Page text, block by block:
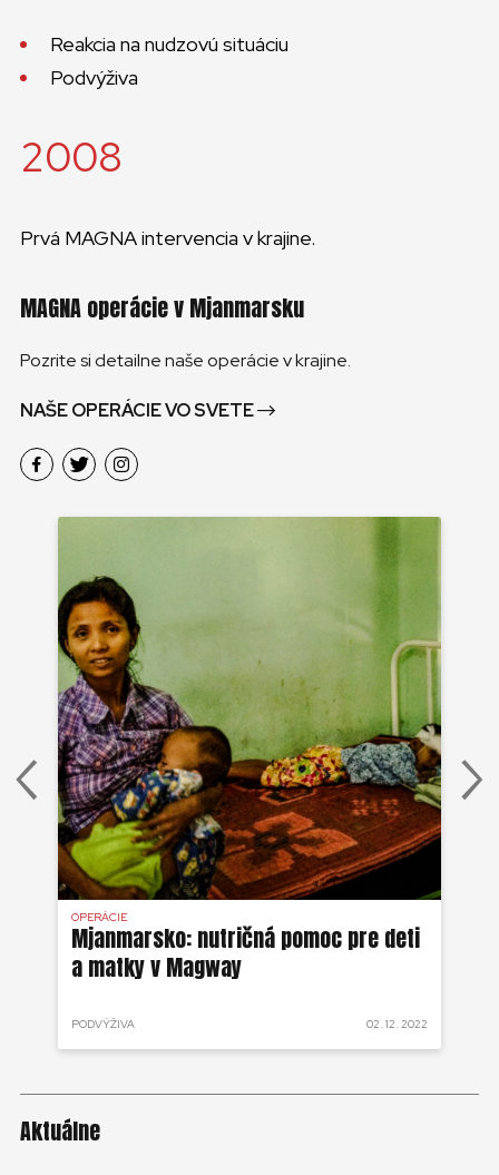
Reakcia na nudzovú situáciu
Podvýživa
2008
Prvá MAGNA intervencia v krajine.
MAGNA operácie v Mjanmarsku
Pozrite si detailne naše operácie v krajine.
NAŠE OPERÁCIE VO SVETE
OPERÁCIE
Mjanmarsko: nutričná pomoc pre deti
a matky v Magway
PODVÝŽIVA 02. 12. 2022
Aktuálne